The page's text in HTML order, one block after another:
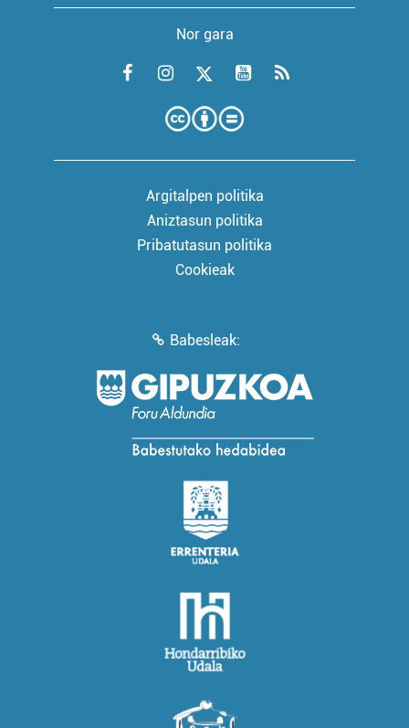
Nor gara
Argitalpen politika
Aniztasun politika
Pribatutasun politika
Cookieak
Babesleak: